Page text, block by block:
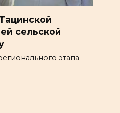
сельской
этапа